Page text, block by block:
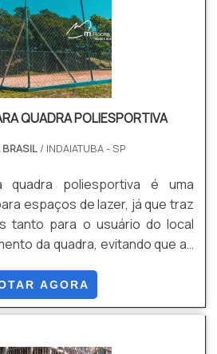
QUADRA POLIESPORTIVA
/ INDAIATUBA - SP
quadra poliesportiva é uma
espaços de lazer, já que traz
tanto para o usuário do local
da quadra, evitando que as
é um terreno demarcado e
de práticas esportivas
ser encontrada em diversos
AGORA